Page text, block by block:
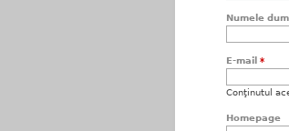
Numele
E-mail *
Conţinutul
Homepage